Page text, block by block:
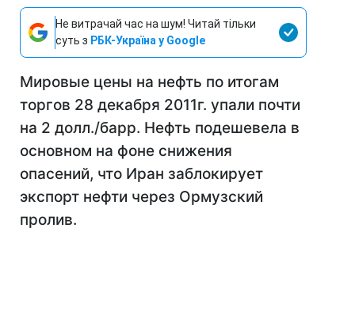
Не витрачай час на шум! Читай тільки
суть з РБК-Україна у Google
Мировые цены на нефть по итогам
торгов 28 декабря 2011г. упали почти
на 2 долл./барр. Нефть подешевела в
основном на фоне снижения
опасений, что Иран заблокирует
экспорт нефти через Ормузский
пролив.